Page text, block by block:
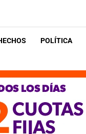
POLÍTICA